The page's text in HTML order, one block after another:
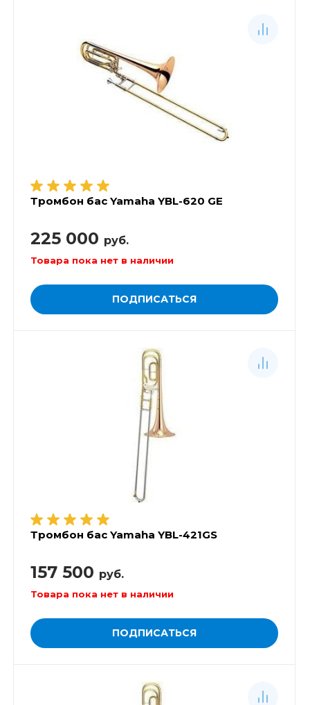
Тромбон бас Yamaha YBL-620 GE
225 000 руб.
Товара пока нет в наличии
ПОДПИСАТЬСЯ
Тромбон бас Yamaha YBL-421GS
157 500 руб.
Товара пока нет в наличии
ПОДПИСАТЬСЯ